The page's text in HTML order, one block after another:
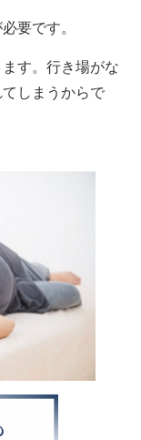
要です。
す。行き場がな
しまうからで